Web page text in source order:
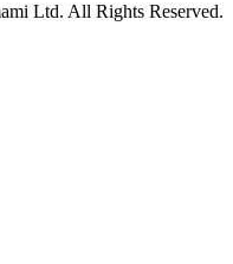
Ltd. All Rights Reserved.